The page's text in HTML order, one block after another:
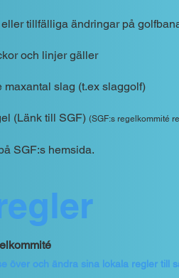
tillfälliga ändringar på
och linjer gäller
maxantal slag (t.ex slaggolf)
(Länk till SGF) (SGF:s regelkommité
SGF:s hemsida.
mité
över och ändra sina lokala regler till